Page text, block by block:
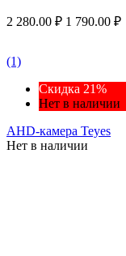
2 280.00 ₽ 1 790.00 ₽
(1)
Скидка 21%
Нет в наличии
AHD-камера Teyes
Нет в наличии